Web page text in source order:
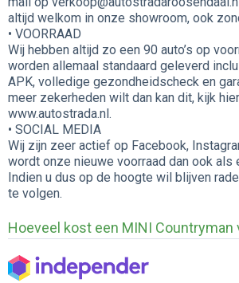
altijd welkom in onze showroom, ook
• VOORRAAD
Wij hebben altijd zo een 90 auto’s op
worden allemaal standaard geleverd
APK, volledige gezondheidscheck en
meer zekerheden wilt dan kan dit, kijk
www.autostrada.nl.
• SOCIAL MEDIA
Wij zijn zeer actief op Facebook,
wordt onze nieuwe voorraad dan ook als
Indien u dus op de hoogte wil blijven
te volgen.
Hoeveel kost een MINI Countryman